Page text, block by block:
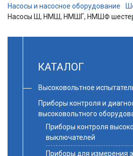
Насосы и насосное оборудование
Насосы Ш, НМШ, НМШГ, НМШФ
КАТАЛОГ
Высоковольтное
Приборы контроля и
высоковольтного
Приборы контроля
выключателей
Приборы для измерения